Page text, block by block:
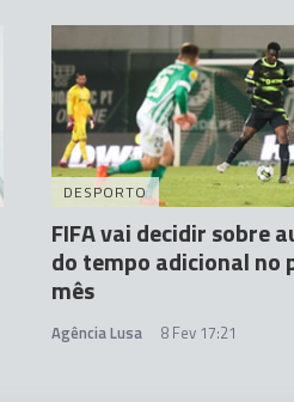
DESPORTO
FIFA vai decidir sobre
do tempo adicional no
mês
Agência Lusa 8 Fev 17:21